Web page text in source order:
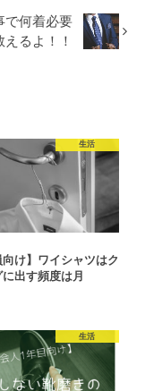
で何着必要
えるよ！！
生活
向け】ワイシャツはク
に出す頻度は月
生活